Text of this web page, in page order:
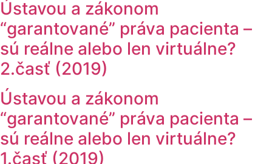
Ústavou a zákonom
“garantované” práva pacienta –
sú reálne alebo len virtuálne?
2.časť (2019)
Ústavou a zákonom
“garantované” práva pacienta –
sú reálne alebo len virtuálne?
1.časť (2019)